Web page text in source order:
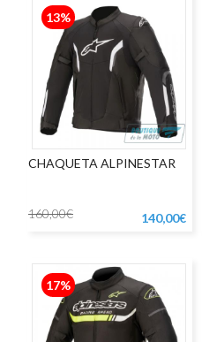
13%
CHAQUETA ALPINESTAR
160,00€ 140,00€
17%